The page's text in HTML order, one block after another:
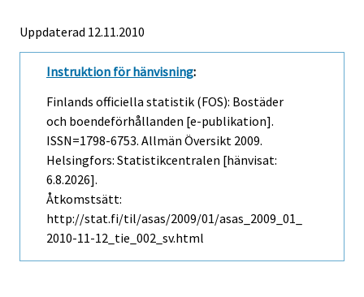
Uppdaterad 12.11.2010
Instruktion för hänvisning:
Finlands officiella statistik (FOS): Bostäder
och boendeförhållanden [e-publikation].
ISSN=1798-6753. Allmän Översikt 2009.
Helsingfors: Statistikcentralen [hänvisat:
6.8.2026].
Åtkomstsätt:
http://stat.fi/til/asas/2009/01/asas_2009_01_
2010-11-12_tie_002_sv.html